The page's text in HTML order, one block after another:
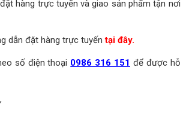
hàng trực tuyến và giao sản phẩm tận nơi
dẫn đặt hàng trực tuyếntại đây.
số điện thoại 0986 316 151 để được hỗ